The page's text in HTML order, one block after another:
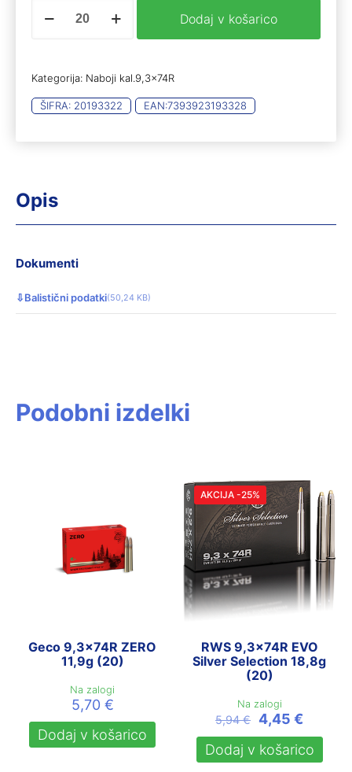
9,3x74R
količina
Dodaj v košarico
Kategorija: Naboji kal.9,3x74R
ŠIFRA: 20193322 EAN:7393923193328
Opis
Dokumenti
⇩Balistični podatki(50,24 KB)
Podobni izdelki
Geco 9,3x74R ZERO
11,9g (20)
Na zalogi
5,70 €
Dodaj v košarico
AKCIJA -25%
RWS 9,3x74R EVO
Silver Selection 18,8g
(20)
Na zalogi
5,94€ Izvirna
cena
je
bila:
4,45€
cena
je:
4,45 €.
Dodaj v košarico